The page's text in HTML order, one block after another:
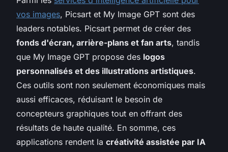
vos images, Picsart et My Image GPT sont des
leaders notables. Picsart permet de créer des
fonds d'écran, arrière-plans et fan arts, tandis
que My Image GPT propose des logos
personnalisés et des illustrations artistiques.
Ces outils sont non seulement économiques mais
aussi efficaces, réduisant le besoin de
concepteurs graphiques tout en offrant des
résultats de haute qualité. En somme, ces
applications rendent la créativité assistée par IA